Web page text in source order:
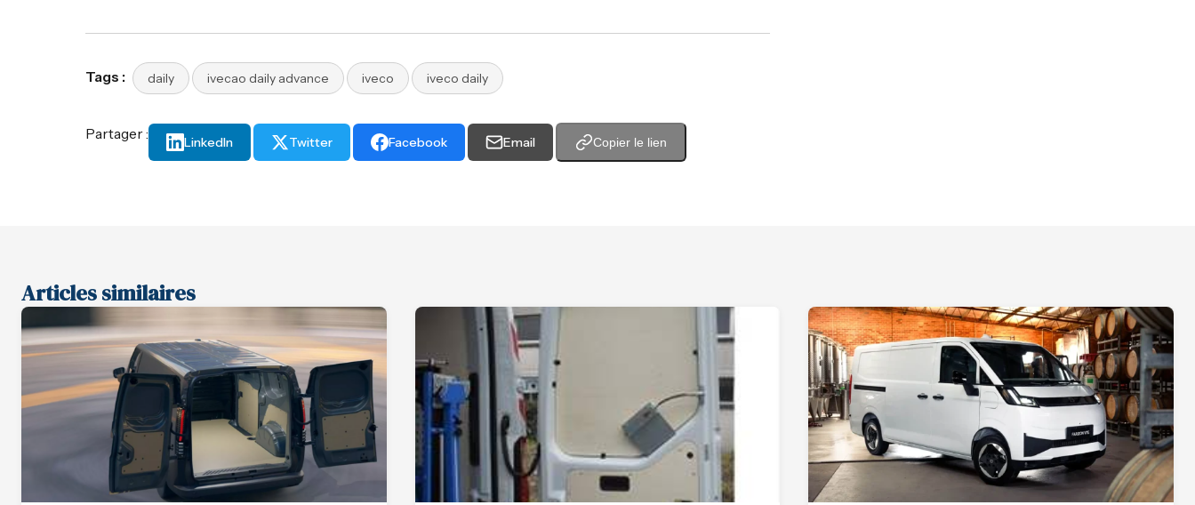
Tags : daily ivecao daily advance iveco iveco daily
Partager : LinkedIn Twitter Facebook Email Copier le lien
Articles similaires